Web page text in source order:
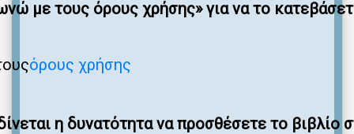
με τους όρους χρήσης» για να το
όρους χρήσης
η δυνατότητα να προσθέσετε το βιβλίο